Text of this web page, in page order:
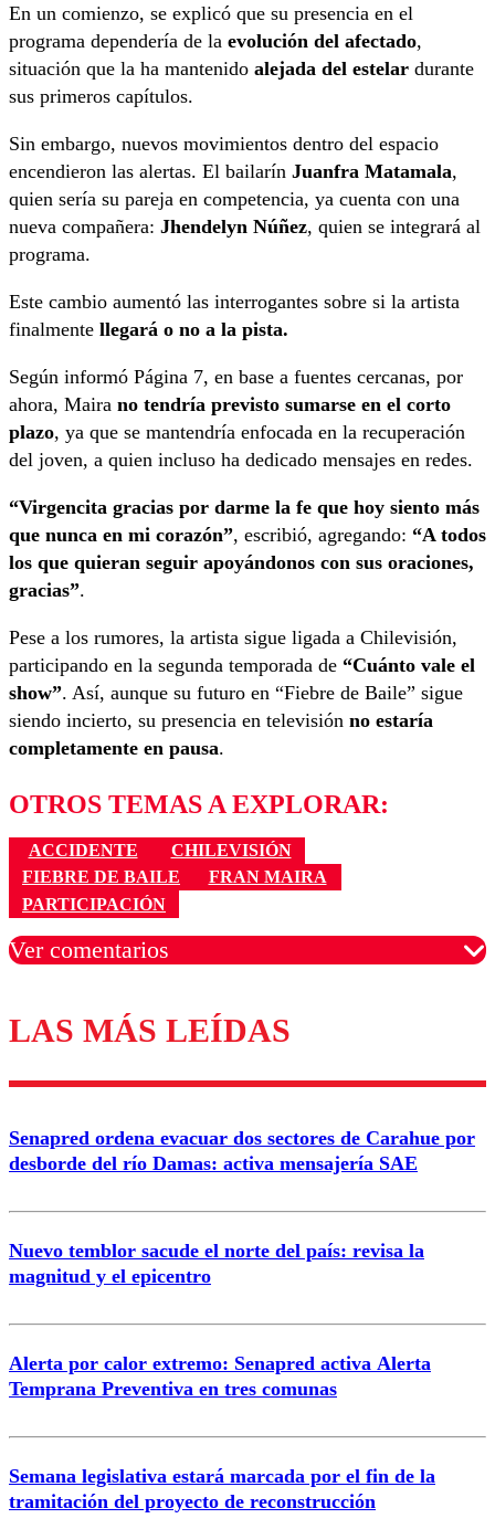
En un comienzo, se explicó que su presencia en el
programa dependería de la evolución del afectado,
situación que la ha mantenido alejada del estelar durante
sus primeros capítulos.
Sin embargo, nuevos movimientos dentro del espacio
encendieron las alertas. El bailarín Juanfra Matamala,
quien sería su pareja en competencia, ya cuenta con una
nueva compañera: Jhendelyn Núñez, quien se integrará al
programa.
Este cambio aumentó las interrogantes sobre si la artista
finalmente llegará o no a la pista.
Según informó Página 7, en base a fuentes cercanas, por
ahora, Maira no tendría previsto sumarse en el corto
plazo, ya que se mantendría enfocada en la recuperación
del joven, a quien incluso ha dedicado mensajes en redes.
“Virgencita gracias por darme la fe que hoy siento más
que nunca en mi corazón”, escribió, agregando: “A todos
los que quieran seguir apoyándonos con sus oraciones,
gracias”.
Pese a los rumores, la artista sigue ligada a Chilevisión,
participando en la segunda temporada de “Cuánto vale el
show”. Así, aunque su futuro en “Fiebre de Baile” sigue
siendo incierto, su presencia en televisión no estaría
completamente en pausa.
OTROS TEMAS A EXPLORAR:
ACCIDENTE
CHILEVISIÓN
FIEBRE DE BAILE
FRAN MAIRA
PARTICIPACIÓN
Ver comentarios
Los comentarios son moderados para garantizar un
diálogo respetuoso.
Nombre
Correo
LAS MÁS LEÍDAS
Senapred ordena evacuar dos sectores de Carahue por
desborde del río Damas: activa mensajería SAE
Nuevo temblor sacude el norte del país: revisa la
magnitud y el epicentro
Alerta por calor extremo: Senapred activa Alerta
Temprana Preventiva en tres comunas
Semana legislativa estará marcada por el fin de la
tramitación del proyecto de reconstrucción